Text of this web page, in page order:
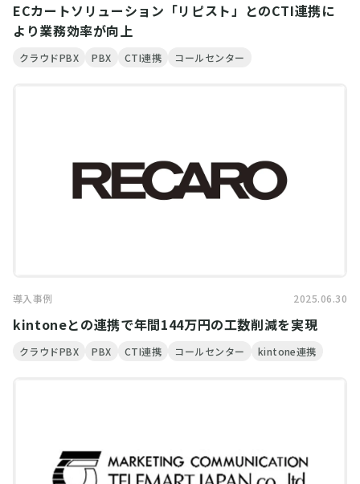
ECカートソリューション「リピスト」とのCTI連携に
より業務効率が向上
クラウドPBX PBX CTI連携 コールセンター
導入事例 2025.06.30
kintoneとの連携で年間144万円の工数削減を実現
クラウドPBX PBX CTI連携 コールセンター kintone連携